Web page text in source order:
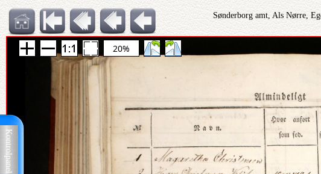
Kontrolpanel
Sønderborg amt, Als Nørre,
20%